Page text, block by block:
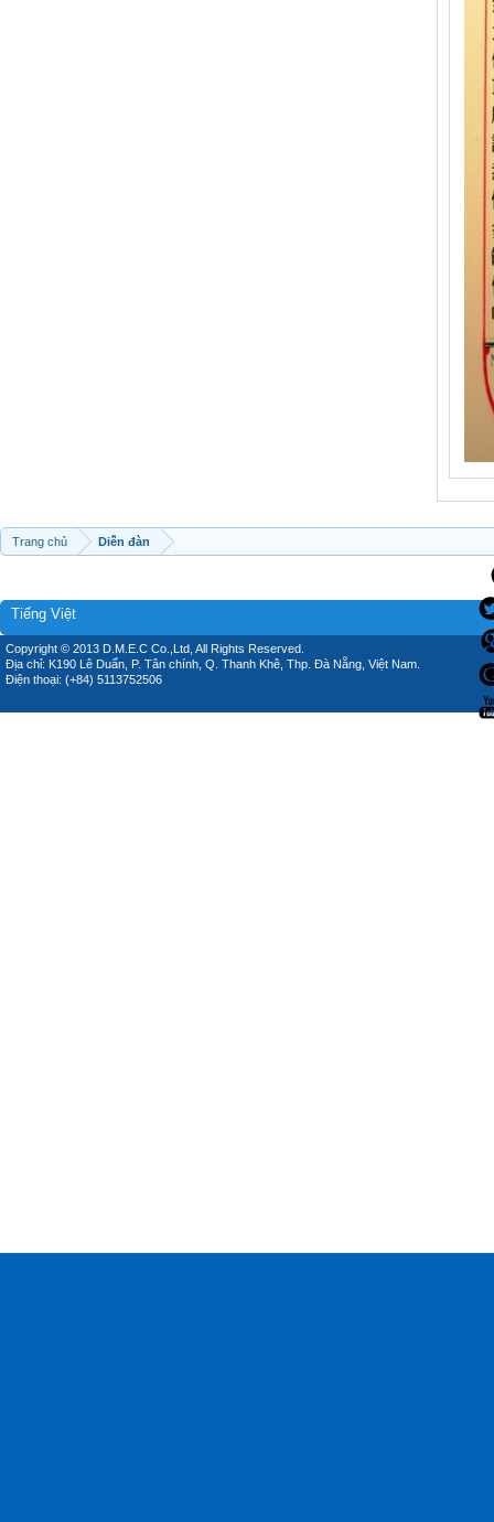
Trang chủ Diễn đàn
Tiếng Việt
Copyright © 2013 D.M.E.C Co.,Ltd, All Rights Reserved.
Địa chỉ: K190 Lê Duẩn, P. Tân chính, Q. Thanh Khê, Thp. Đà Nẵng, Việt Nam.
Điện thoại: (+84) 5113752506